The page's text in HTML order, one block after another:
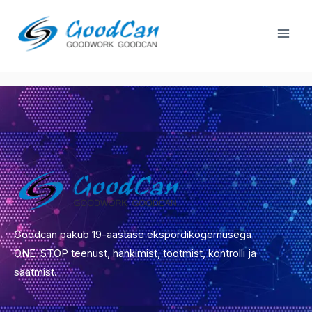
juurde
Tooted
Goodcan pakub 19-aastase ekspordikogemusega
ONE-STOP teenust, hankimist, tootmist, kontrolli ja
saatmist.